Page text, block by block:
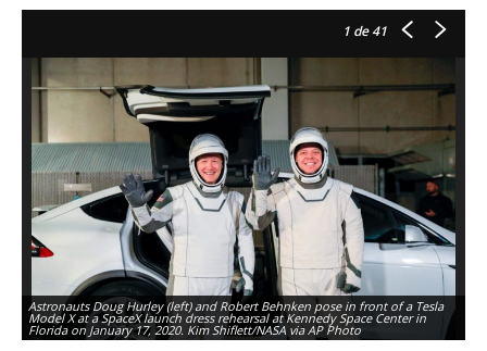
1 de 41
Astronauts Doug Hurley (left) and Robert Behnken pose in front of a Tesla
Model X at a SpaceX launch dress rehearsal at Kennedy Space Center in
Florida on January 17, 2020. Kim Shiflett/NASA via AP Photo